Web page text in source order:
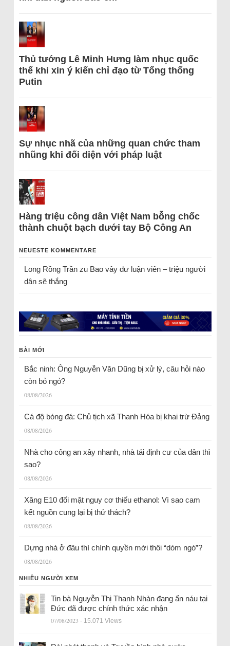
Thủ tướng Lê Minh Hưng làm nhục quốc
thể khi xin ý kiến chỉ đạo từ Tổng thống
Putin
Sự nhục nhã của những quan chức tham
nhũng khi đối diện với pháp luật
Hàng triệu công dân Việt Nam bỗng chốc
thành chuột bạch dưới tay Bộ Công An
NEUESTE KOMMENTARE
Long Rồng Trầnzu Bao vây dư luận viên – triệu người
dân sẽ thắng
BÀI MỚI
Bắc ninh: Ông Nguyễn Văn Dũng bị xử lý, câu hỏi nào
còn bỏ ngỏ?
08/08/2026
Cá độ bóng đá: Chủ tịch xã Thanh Hóa bị khai trừ Đảng
08/08/2026
Nhà cho công an xây nhanh, nhà tái định cư của dân thì
sao?
08/08/2026
Xăng E10 đối mặt nguy cơ thiếu ethanol: Vì sao cam
kết nguồn cung lại bị thử thách?
08/08/2026
Dựng nhà ở đâu thì chính quyền mới thôi “dòm ngó”?
08/08/2026
NHIỀU NGƯỜI XEM
Tin bà Nguyễn Thị Thanh Nhàn đang ẩn náu tại
Đức đã được chính thức xác nhận
07/08/2023 - 15.071 Views